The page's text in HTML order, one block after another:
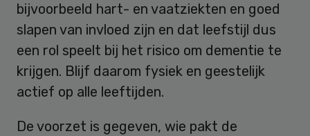
bijvoorbeeld hart- en vaatziekten en goed
slapen van invloed zijn en dat leefstijl dus
een rol speelt bij het risico om dementie te
krijgen. Blijf daarom fysiek en geestelijk
actief op alle leeftijden.
De voorzet is gegeven, wie pakt de